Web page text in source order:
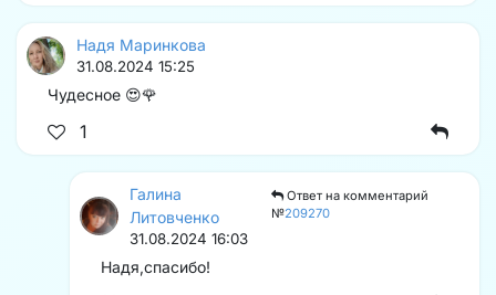
Надя Маринкова
31.08.2024 15:25
Чудесное 😍🌹
1
Галина
Литовченко
Ответ на комментарий
№209270
31.08.2024 16:03
Надя,спасибо!️